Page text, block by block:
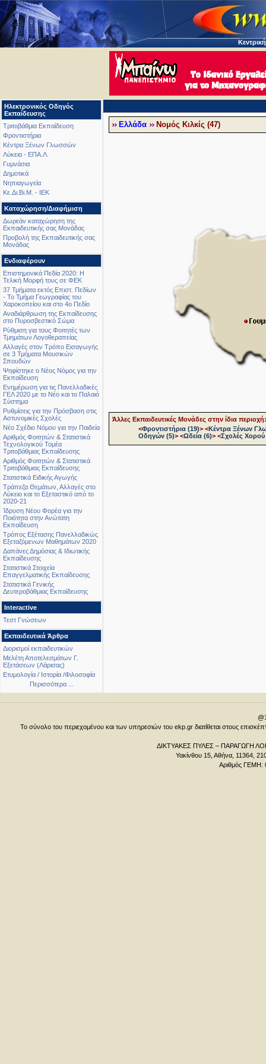
Ηλεκτρονικός Οδηγός
Εκπαίδευσης
Τριτοβάθμια Εκπαίδευση
Φροντιστήρια
Κέντρα Ξένων Γλωσσών
Λύκεια - ΕΠΑ.Λ.
Γυμνάσια
Δημοτικά
Νηπιαγωγεία
Κε.Δι.Βι.Μ. - ΙΕΚ
Καταχώρηση/Διαφήμιση
Δωρεάν καταχώρηση της
Εκπαιδευτικής σας Μονάδας
Προβολή της Εκπαιδευτικής σας
Μονάδας
Ενδιαφέρουν
Επιστημονικά Πεδία 2020: Η
Τελική Μορφή τους σε ΦΕΚ
37 Τμήματα εκτός Επιστ. Πεδίων
- Το Τμήμα Γεωγραφίας του
Χαροκοπείου και στο 4ο Πεδίο
Αναδιάρθρωση της Εκπαίδευσης
στο Πυροσβεστικό Σώμα
Ρύθμιση για τους Φοιτητές των
Τμημάτων Λογοθεραπείας
Αλλαγές στον Τρόπο Εισαγωγής
σε 3 Τμήματα Μουσικών
Σπουδών
Ψηφίστηκε ο Νέος Νόμος για την
Εκπαίδευση
Ενημέρωση για τις Πανελλαδικές
ΓΕΛ 2020 με το Νέο και το Παλαιό
Σύστημα
Ρυθμίσεις για την Πρόσβαση στις
Αστυνομικές Σχολές
Νέο Σχέδιο Νόμου για την Παιδεία
Αριθμός Φοιτητών & Στατιστικά
Τεχνολογικού Τομέα
Τριτοβάθμιας Εκπαίδευσης
Αριθμός Φοιτητών & Στατιστικά
Τριτοβάθμιας Εκπαίδευσης
Στατιστικά Ειδικής Αγωγής
Τράπεζα Θεμάτων, Αλλαγές στο
Λύκειο και το Εξεταστικό από το
2020-21
Ίδρυση Νέου Φορέα για την
Ποιότητα στην Ανώτατη
Εκπαίδευση
Τρόπος Εξέτασης Πανελλαδικώς
Εξεταζόμενων Μαθημάτων 2020
Δαπάνες Δημόσιας & Ιδιωτικής
Εκπαίδευσης
Στατιστικά Στοιχεία
Επαγγελματικής Εκπαίδευσης
Στατιστικά Γενικής
Δευτεροβάθμιας Εκπαίδευσης
Interactive
Τεστ Γνώσεων
Εκπαιδευτικά Άρθρα
Διορισμοί εκπαιδευτικών
Μελέτη Αποτελεσμάτων Γ.
Εξετάσεων (Λάρισας)
Ετυμολογία / Ιστορία /Φιλοσοφία
Περισσότερα ...
Ελλάδα Νομός Κιλκίς (47)
Άλλες Εκπαιδευτικές Μονάδες στην ίδια περιοχή:
<Φροντιστήρια (19)> <Κέντρα Ξένων
Οδηγών (5)> <Ωδεία (6)> <Σχολές Χορού
Το σύνολο του περιεχομένου και των υπηρεσιών του ekp.gr διατίθεται στους
ΔΙΚΤΥΑΚΕΣ ΠΥΛΕΣ – ΠΑΡΑΓΩΓΗ
Υακίνθου 15, Αθήνα, 11364,
Αριθμός ΓΕΜΗ: